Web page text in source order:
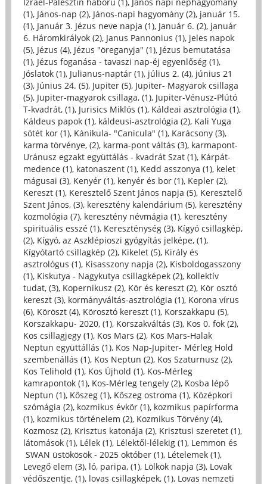
(1), János-nap (2), János-napi hagyomány (2), január 15.
(1), Január 3. Jézus neve napja (1), Január 6. (2), január
6. Háromkirályok (2), Janus Pannonius (1), jeles napok
(5), Jézus (4), Jézus "öreganyja" (1), Jézus bemutatása
(1), Jézus foganása - tavaszi nap-éj egyenlőség (1),
Jóslatok (1), Julianus-naptár (1), július 2. (4), június 21
(3), Június 24. (5), Jupiter (5), Jupiter- Magyarok csillaga
(5), Jupiter-magyarok csillaga, (1), Jupiter-Vénusz-Plútó
T-kvadrát, (1), Jurisics Miklós (1), Káldeai asztrológia (1),
Káldeus papok (1), káldeusi-asztrológia (2), Kali Yuga
sötét kor (1), Kánikula- "Canicula" (1), Karácsony (3),
karma törvénye, (2), karma-pont váltás (3), karmapont-
Uránusz egzakt együttálás - kvadrát Szat (1), Kárpát-
medence (1), katonaszent (1), Kedd asszonya (1), kelet
mágusai (3), Kenyér (1), kenyér és bor (1), Kepler (2),
Kereszt (1), Keresztelő Szent János napja (5), Keresztelő
Szent János, (3), keresztény kalendárium (5), keresztény
kozmológia (7), keresztény névmágia (1), keresztény
spirituális esszé (1), Kereszténység (3), Kígyó csillagkép,
(2), Kígyó, az Aszklépioszi gyógyítás jelképe, (1),
Kígyótartó csillagkép (2), Kikelet (5), Király és
asztrológus (1), Kisasszony napja (2), Kisboldogasszony
(1), Kiskutya - Nagykutya csillagképek (2), kollektív
tudat, (3), Kopernikusz (2), Kör és kereszt (2), Kör osztó
kereszt (3), kormányváltás-asztrológia (1), Korona vírus
(6), Köröszt (4), Körosztó kereszt (1), Korszakkapu (5),
Korszakkapu- 2020, (1), Korszakváltás (3), Kos 0. fok (2),
Kos csillagjegy (1), Kos Mars (2), Kos Mars-Halak
Neptun együttállás (1), Kos Nap-Jupiter- Mérleg Hold
szembenállás (1), Kos Neptun (2), Kos Szaturnusz (2),
Kos Telihold (1), Kos Újhold (1), Kos-Mérleg
kamrapontok (1), Kos-Mérleg tengely (2), Kosba lépő
Neptun (1), Kőszeg (1), Kőszeg ostroma (1), Középkori
szómágia (2), kozmikus évkör (1), kozmikus papírforma
(1), kozmikus történelem (2), Kozmikus Törvény (4),
Kozmosz (2), Krisztus katonája (2), Krisztusi szeretet (1),
látomások (1), Lélek (1), Lélektől-lélekig (1), Lemmon és
SWAN üstökösök - 2025 október (1), Lételemek (1),
Levegő elem (3), ló, paripa, (1), Lölkök napja (3), Lovak
védőszentje, (1), lovas csillagképek, (1), Lovas nemzeti